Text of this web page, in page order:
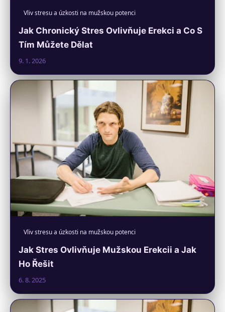
Vliv stresu a úzkosti na mužskou potenci
Jak Chronický Stres Ovlivňuje Erekci a Co S
Tím Můžete Dělat
9. 1. 2026
Vliv stresu a úzkosti na mužskou potenci
Jak Stres Ovlivňuje Mužskou Erekcii a Jak
Ho Řešit
6. 8. 2025